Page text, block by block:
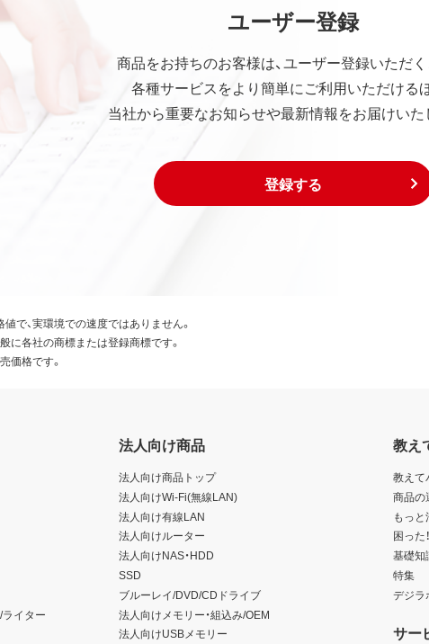
ユーザー登録
商品をお持ちのお客様は、ユーザー登録いただ
各種サービスをより簡単にご利用いただけるほ
当社から重要なお知らせや最新情報をお届けいた
登録する
で、実環境での速度ではありません。
に各社の商標または登録商標です。
価格です。
ライター
法人向け商品
法人向け商品トップ
法人向けWi-Fi(無線LAN)
法人向け有線LAN
法人向けルーター
法人向けNAS・HDD
SSD
ブルーレイ/DVD/CDドライブ
法人向けメモリー・組込み/OEM
法人向けUSBメモリー
教え
教えて
商品の
もっと
困った
基礎知
特集
デジラ
サー